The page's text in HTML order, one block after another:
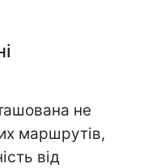
не
маршрутів,
від